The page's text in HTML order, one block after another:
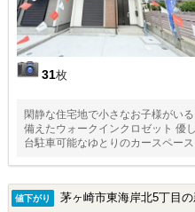
31枚
閑静な住宅地で小さなお子様がい
備えたウォークインクロゼット 優
台駐車可能なゆとりのカースペース
値下がり 茅ヶ崎市東海岸北5丁目